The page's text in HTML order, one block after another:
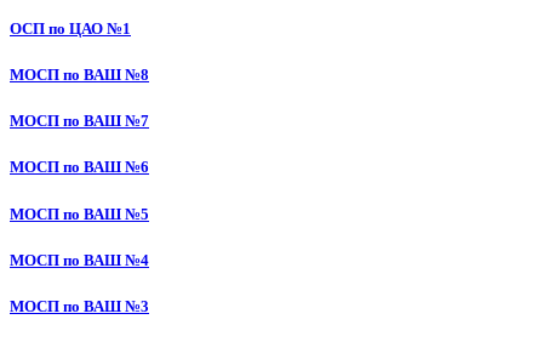
ОСП по ЦАО №1
МОСП по ВАШ №8
МОСП по ВАШ №7
МОСП по ВАШ №6
МОСП по ВАШ №5
МОСП по ВАШ №4
МОСП по ВАШ №3